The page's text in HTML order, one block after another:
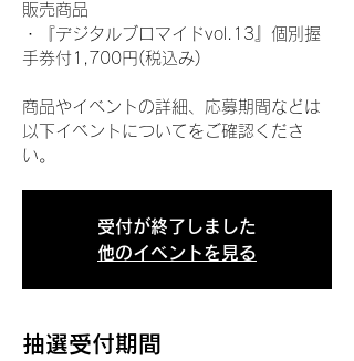
販売商品
・『デジタルブロマイドvol.13』個別握
手券付1,700円(税込み)
商品やイベントの詳細、応募期間などは
以下イベントについてをご確認くださ
い。
受付が終了しました
他のイベントを見る
抽選受付期間